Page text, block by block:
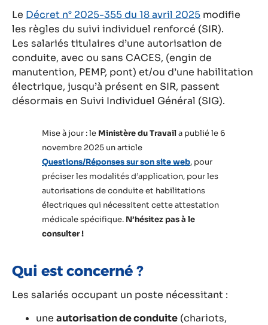
Le Décret n° 2025-355 du 18 avril 2025 modifie
les règles du suivi individuel renforcé (SIR).
Les salariés titulaires d’une autorisation de
conduite, avec ou sans CACES, (engin de
manutention, PEMP, pont) et/ou d’une habilitation
électrique, jusqu’à présent en SIR, passent
désormais en Suivi Individuel Général (SIG).
Mise à jour : le Ministère du Travaila publié le 6
novembre 2025 un article
Questions/Réponses sur son site web, pour
préciser les modalités d’application, pour les
autorisations de conduite et habilitations
électriques qui nécessitent cette attestation
médicale spécifique. N’hésitez pas à le
consulter !
Qui est concerné ?
Les salariés occupant un poste nécessitant :
une autorisation de conduite (chariots,